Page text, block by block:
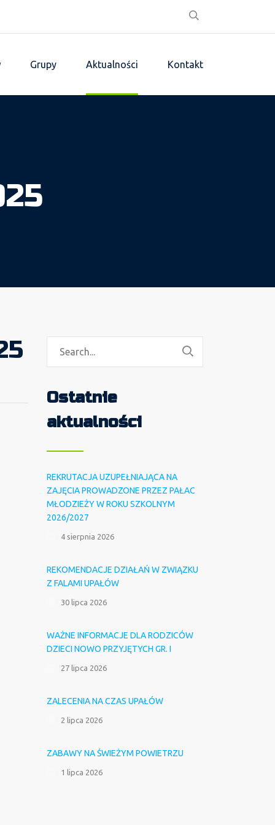
Grupy Aktualności Kontakt
Ostatnie
aktualności
REKRUTACJA UZUPEŁNIAJĄCA NA
ZAJĘCIA PROWADZONE PRZEZ PAŁAC
MŁODZIEŻY W ROKU SZKOLNYM
2026/2027
4 sierpnia 2026
REKOMENDACJE DZIAŁAŃ W ZWIĄZKU
Z FALAMI UPAŁÓW
30 lipca 2026
WAŻNE INFORMACJE DLA RODZICÓW
DZIECI NOWO PRZYJĘTYCH GR. I
27 lipca 2026
ZALECENIA NA CZAS UPAŁÓW
2 lipca 2026
ZABAWY NA ŚWIEŻYM POWIETRZU
1 lipca 2026